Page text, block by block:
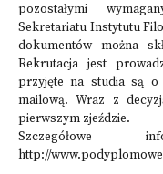
pozostałymi
Sekretariatu Instytutu
dokumentów można
Rekrutacja jest
przyjęte na studia są
mailową. Wraz z
pierwszym zjeździe.
Szczegółowe
http://